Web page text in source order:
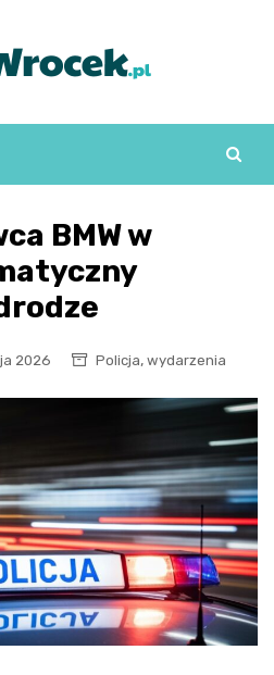
BMW w
2026 Policja, wydarzenia